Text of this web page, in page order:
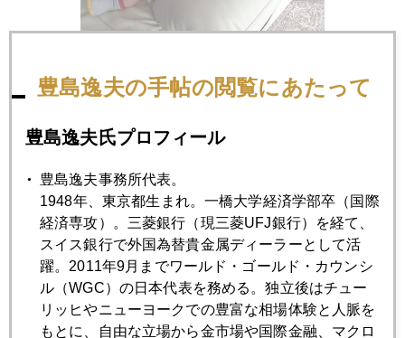
愛猫がやきもち焼いて、ふてて、頭だけ寝所に突っ込んで寝
豊島逸夫の手帖の閲覧にあたって
豊島逸夫氏プロフィール
豊島逸夫事務所代表。
1948年、東京都生まれ。一橋大学経済学部卒（国際
経済専攻）。三菱銀行（現三菱UFJ銀行）を経て、
スイス銀行で外国為替貴金属ディーラーとして活
躍。2011年9月までワールド・ゴールド・カウンシ
ル（WGC）の日本代表を務める。独立後はチュー
リッヒやニューヨークでの豊富な相場体験と人脈を
もとに、自由な立場から金市場や国際金融、マクロ